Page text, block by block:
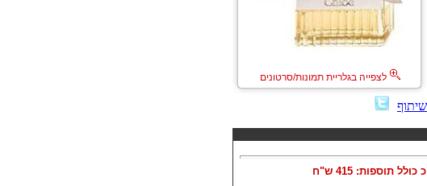
לצפייה בגלריית תמונות/סרטונים
שיתוף
כולל תוספות: 415 ש"ח